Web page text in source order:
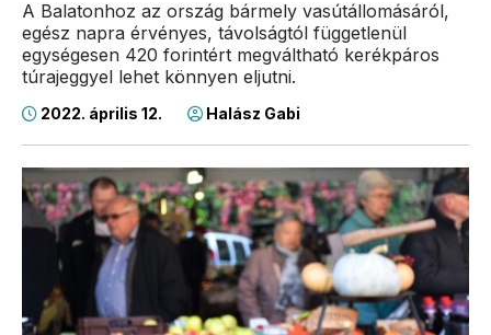
A Balatonhoz az ország bármely vasútállomásáról,
egész napra érvényes, távolságtól függetlenül
egységesen 420 forintért megváltható kerékpáros
túrajeggyel lehet könnyen eljutni.
2022. április 12. Halász Gabi